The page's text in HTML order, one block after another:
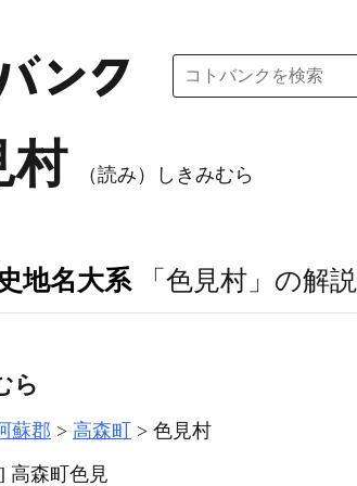
村 （読み）しきみむら
地名大系 「色見村」の解説
ら
蘇郡 高森町
色見村
高森町色見